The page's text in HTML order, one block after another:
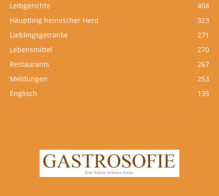
Leibgerichte
404
Häuptling heimischer Herd
323
Lieblingsgetränke
271
Lebensmittel
270
Restaurants
267
Meldungen
253
Englisch
135